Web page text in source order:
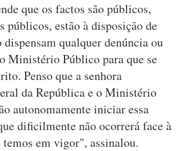
que os factos são públicos,
públicos, estão à disposição de
qualquer denúncia ou
Ministério Público para que se
Penso que a senhora
da República e o Ministério
autonomamente iniciar essa
dificilmente não ocorrerá face à
em vigor", assinalou.